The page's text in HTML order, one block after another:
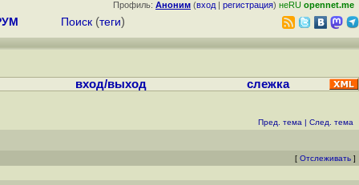
Профиль: Аноним (вход | регистрация) неRU opennet.me
Поиск (теги)
вход/выход слежка
Пред. тема | След. тема
[ Отслеживать ]